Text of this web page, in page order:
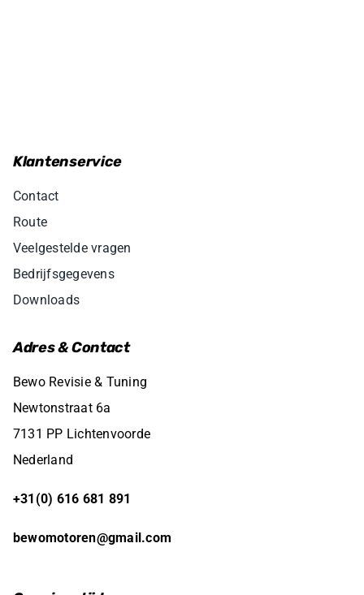
Klantenservice
Contact
Route
Veelgestelde vragen
Bedrijfsgegevens
Downloads
Adres & Contact
Bewo Revisie & Tuning
Newtonstraat 6a
7131 PP Lichtenvoorde
Nederland
+31(0) 616 681 891
bewomotoren@gmail.com